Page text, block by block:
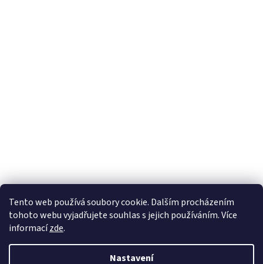
Tento web používá soubory cookie. Dalším procházením
tohoto webu vyjadřujete souhlas s jejich používáním. Více
informacízde.
Nastavení